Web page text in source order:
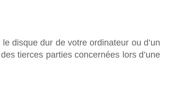
disque dur de votre ordinateur ou d’un
tierces parties concernées lors d’une